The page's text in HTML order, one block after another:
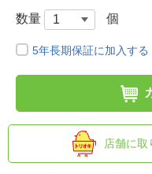
数量 個
5年長期保証に加入する
店舗に取